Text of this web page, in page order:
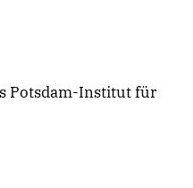
Potsdam-Institut für